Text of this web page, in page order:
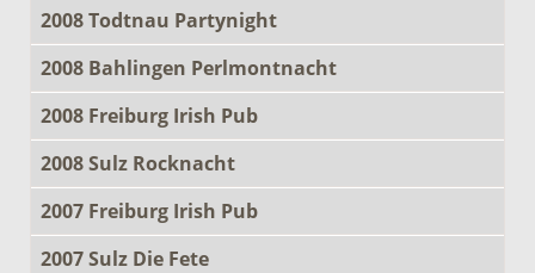
2008 Todtnau Partynight
2008 Bahlingen Perlmontnacht
2008 Freiburg Irish Pub
2008 Sulz Rocknacht
2007 Freiburg Irish Pub
2007 Sulz Die Fete